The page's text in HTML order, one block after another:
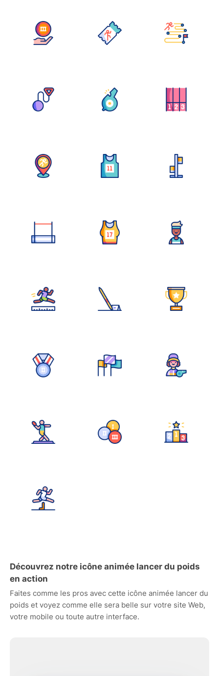
Découvrez notre icône animée lancer du poids
en action
Faites comme les pros avec cette icône animée lancer du
poids et voyez comme elle sera belle sur votre site Web,
votre mobile ou toute autre interface.